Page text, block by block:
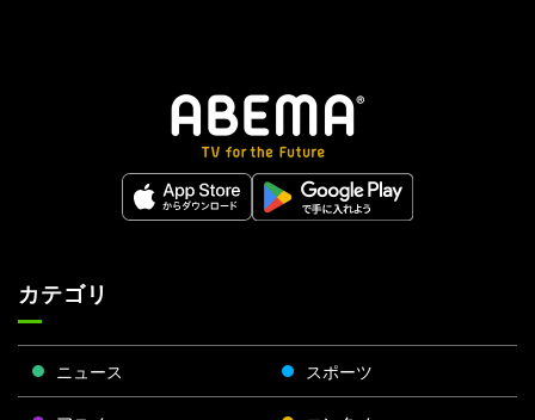
カテゴリ
ニュース スポーツ